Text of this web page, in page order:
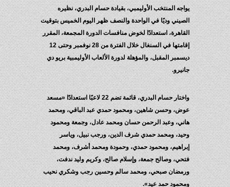
يواجه المنتخب الأوليمبي، بقيادة حسام البدري، نظيره
الصيني وديًا في الواحدة والنصف ظهر اليوم الخميس بتوقيت
القاهرة، استعدادًا لخوض منافسات الدورة المجمعة، المقرر
إقامتها في السنغال خلال الفترة من 28 نوفمبر وحتى 12
ديسمبر المقبل، والمؤهلة لدورة الألعاب الأوليمبية بريو دي
جانيرو.
واختار حسام البدري، قائمة تضم 22 لاعبًا استعدادًا «مسعد
عوض، وحسن شاهين، ومحمود حمدي عبد الباقي، ومحمد
هاني، وعبد الرحمن حسان ومحمد عادل، وجمعة ومحمود
وحيد، ومحمد حمدي شرف الدين، ورجب نبيل، وياسر
إبراهيم، ومحمود حمدي، وحمودة ومحمد أشرف، ومحمد
فتحي، وصالح جمعة، وإسلام صالح، وكريم وليد ندفت،
ورمضان صبحي، ومحمد سالم وحسين رجب وشكري نحيب
ومحمود حمد عيد».